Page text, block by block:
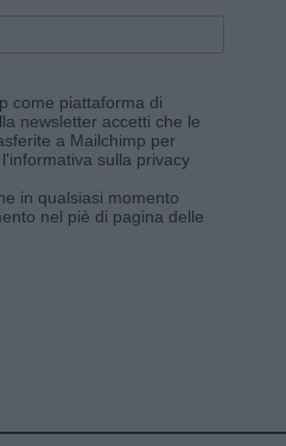
come piattaforma di
newsletter accetti che le
a Mailchimp per
sulla privacy
in qualsiasi momento
nel piè di pagina delle